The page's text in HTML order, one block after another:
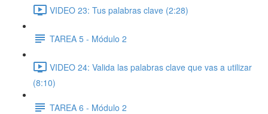
VIDEO 23: Tus palabras clave (2:28)
TAREA 5 - Módulo 2
VIDEO 24: Valida las palabras clave que vas a utilizar
(8:10)
TAREA 6 - Módulo 2